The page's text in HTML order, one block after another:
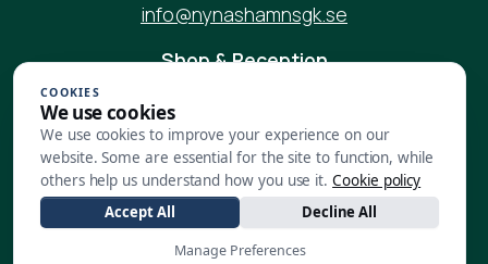
info@nynashamnsgk.se
Shop & Reception
Helg: 08.00-17.00
Telefon:08-524 305 90
Mail: reception@nynashamnsgk.se
Restaurang:
Vardag:08.00-17.00
COOKIES
We use cookies
We use cookies to improve your experience on our
website. Some are essential for the site to function, while
others help us understand how you use it. Cookie policy
Accept All
Decline All
Manage Preferences